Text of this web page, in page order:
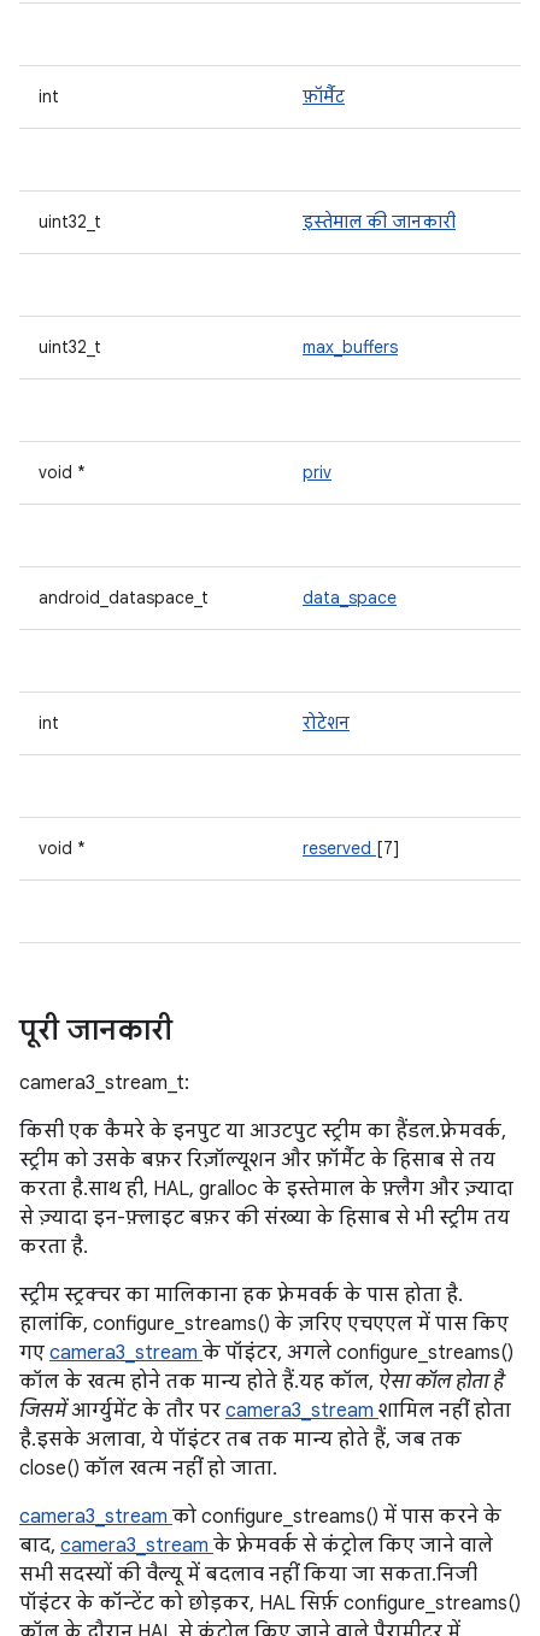
int फ़ॉर्मैट
uint32_t इस्तेमाल की जानकारी
uint32_t max_buffers
void * priv
android_dataspace_t data_space
int रोटेशन
void * reserved [7]
पूरी जानकारी
camera3_stream_t:
किसी एक कैमरे के इनपुट या आउटपुट स्ट्रीम का हैंडल. फ़्रेमवर्क,
स्ट्रीम को उसके बफ़र रिज़ॉल्यूशन और फ़ॉर्मैट के हिसाब से तय
करता है. साथ ही, HAL, gralloc के इस्तेमाल के फ़्लैग और ज़्यादा
से ज़्यादा इन-फ़्लाइट बफ़र की संख्या के हिसाब से भी स्ट्रीम तय
करता है.
स्ट्रीम स्ट्रक्चर का मालिकाना हक फ़्रेमवर्क के पास होता है.
हालांकि, configure_streams() के ज़रिए एचएएल में पास किए
गए camera3_stream के पॉइंटर, अगले configure_streams()
कॉल के खत्म होने तक मान्य होते हैं. यह कॉल, ऐसा कॉल होता है
जिसमेंआर्ग्युमेंट के तौर पर camera3_stream शामिल नहीं होता
है. इसके अलावा, ये पॉइंटर तब तक मान्य होते हैं, जब तक
close() कॉल खत्म नहीं हो जाता.
camera3_stream को configure_streams() में पास करने के
बाद, camera3_stream के फ़्रेमवर्क से कंट्रोल किए जाने वाले
सभी सदस्यों की वैल्यू में बदलाव नहीं किया जा सकता. निजी
पॉइंटर के कॉन्टेंट को छोड़कर, HAL सिर्फ़ configure_streams()